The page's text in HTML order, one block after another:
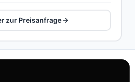
zur Preisanfrage